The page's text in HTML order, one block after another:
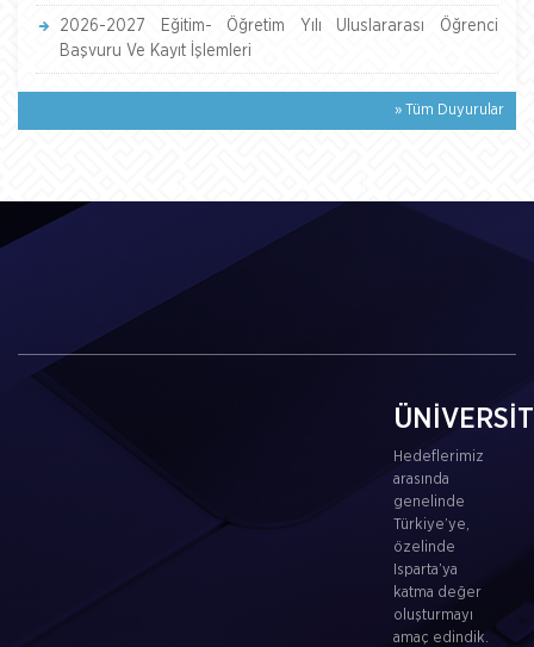
2026-2027 Eğitim- Öğretim Yılı Uluslararası Öğrenci
Başvuru Ve Kayıt İşlemleri
» Tüm Duyurular
Hedeflerimiz
arasında
genelinde
Türkiye’ye,
özelinde
Isparta’ya
katma değer
oluşturmayı
amaç edindik.